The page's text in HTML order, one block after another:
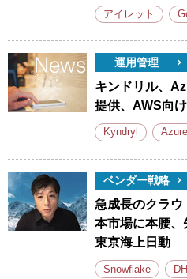
アイレット
運用管理
キンドリル、
提供、AWS向
Kyndryl Azure
ベンダー戦略
急成長のクラ
本市場に本腰、
東京海上日動
Snowflake